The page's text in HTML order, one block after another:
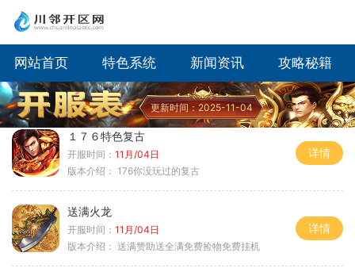
网站首页 特色系统 新闻资讯 攻略秘籍
更新时间：2025-11-04
１７６特色复古
开服时间： 11月/04日
版本介绍： 176你没玩过的复古
详情
送满火龙
开服时间： 11月/04日
版本介绍： 送满赞助送全满免费捡物免费挂机
详情